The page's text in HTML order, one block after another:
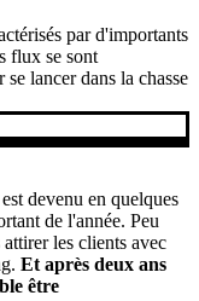
par d'importants
flux se sont
lancer dans la chasse
devenu en quelques
de l'année. Peu
les clients avec
Et après deux ans
être